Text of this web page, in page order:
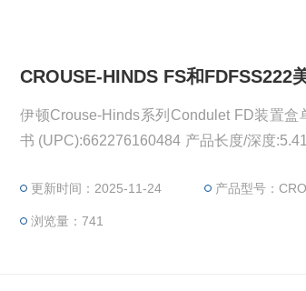
CROUSE-HINDS FS和FDFSS222
伊顿Crouse-Hinds系列Condulet FD装置
书 (UPC):662276160484 产品长度/深度
更新时间：2025-11-24 产品型号：CROUSE-
浏览量：741